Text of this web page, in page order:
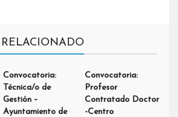
Convocatoria:
Técnica/o de
Gestión –
Ayuntamiento de
Convocatoria:
Profesor
Contratado Doctor
-Centro